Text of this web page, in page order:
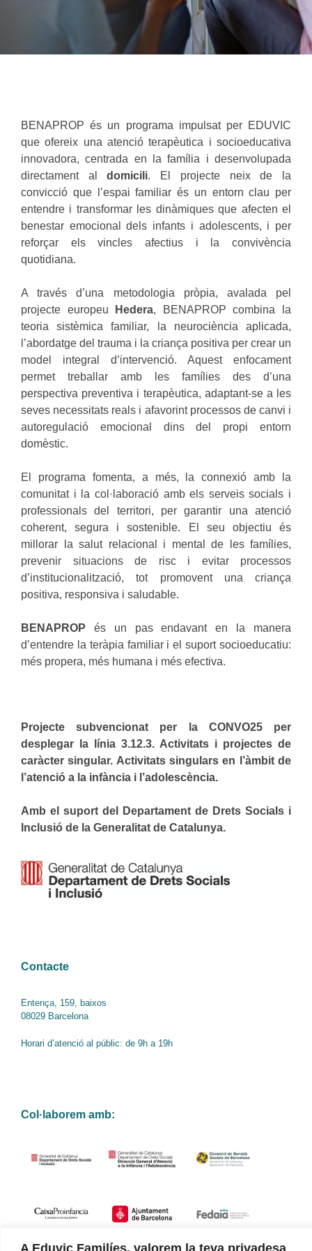
A Eduvic Familíes, valorem la teva privadesa
BENAPROP és un programa impulsat per EDUVIC
que ofereix una atenció terapèutica i socioeducativa
innovadora, centrada en la família i desenvolupada
directament aldomicili. El projecte neix de la
convicció que l’espai familiar és un entorn clau per
entendre i transformar les dinàmiques que afecten el
benestar emocional dels infants i adolescents, i per
reforçar els vincles afectius i la convivència
quotidiana.
A través d’una metodologia pròpia, avalada pel
projecte europeu
Hedera, BENAPROP combina la
teoria sistèmica familiar, la neurociència aplicada,
l’abordatge del trauma i la criança positiva per crear un
model integral d’intervenció. Aquest enfocament
permet treballar amb les famílies des d’una
perspectiva preventiva i terapèutica, adaptant-se a les
seves necessitats reals i afavorint processos de canvi i
autoregulació emocional dins del propi entorn
domèstic.
El programa fomenta, a més, la connexió amb la
comunitat i la col·laboració amb els serveis socials i
professionals del territori, per garantir una atenció
coherent, segura i sostenible. El seu objectiu és
millorar la salut relacional i mental de les famílies,
prevenir situacions de risc i evitar processos
d’institucionalització, tot promovent una criança
positiva, responsiva i saludable.
BENAPROP és un pas endavant en la manera
d’entendre la teràpia familiar i el suport socioeducatiu:
més propera, més humana i més efectiva.
Projecte subvencionat per la CONVO25 per
desplegar la línia 3.12.3. Activitats i projectes de
caràcter singular. Activitats singulars en l’àmbit de
l’atenció a la infància i l’adolescència.
Amb el suport del Departament de Drets Socials i
Inclusió de la Generalitat de Catalunya.
Contacte
Entença, 159, baixos
08029 Barcelona
Horari d’atenció al públic: de 9h a 19h
Col·laborem amb: